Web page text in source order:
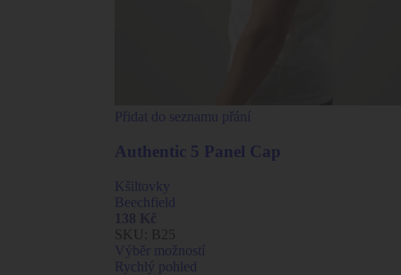
Přidat do seznamu přání
Authentic 5 Panel Cap
Kšiltovky
Beechfield
SKU:
B25
Výběr možností
Rychlý pohled